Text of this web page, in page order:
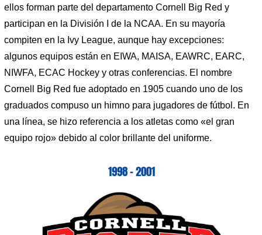
ellos forman parte del departamento Cornell Big Red y
participan en la División I de la NCAA. En su mayoría
compiten en la Ivy League, aunque hay excepciones:
algunos equipos están en EIWA, MAISA, EAWRC, EARC,
NIWFA, ECAC Hockey y otras conferencias. El nombre
Cornell Big Red fue adoptado en 1905 cuando uno de los
graduados compuso un himno para jugadores de fútbol. En
una línea, se hizo referencia a los atletas como «el gran
equipo rojo» debido al color brillante del uniforme.
1998 – 2001